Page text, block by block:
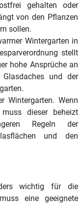
gehalten oder
von den Pflanzen
sollen.
Wintergarten in
stellt
hohe Ansprüche an
Glasdaches und der
Wintergarten. Wenn
dieser beheizt
Regeln der
und den
wichtig für die
eine geeignete